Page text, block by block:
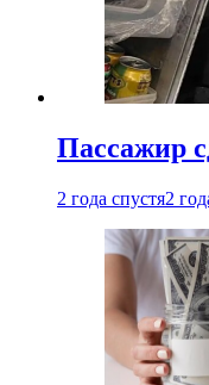
Пассажир
2 года спустя2